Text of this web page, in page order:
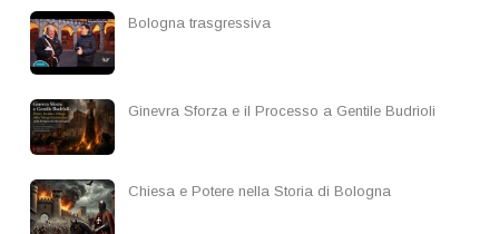
Bologna trasgressiva
Ginevra Sforza e il Processo a Gentile Budrioli
Chiesa e Potere nella Storia di Bologna